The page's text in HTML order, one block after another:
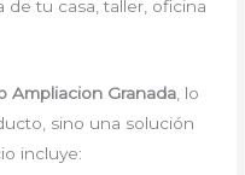
de tu casa, taller, oficina
Ampliacion Granada , lo
sino una solución
incluye: